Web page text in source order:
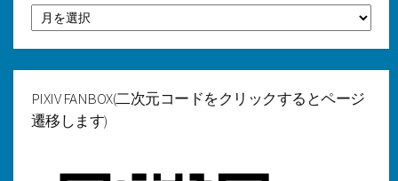
ー
カ
PIXIV FANBOX(二次元コードをクリックするとページ
遷移します)